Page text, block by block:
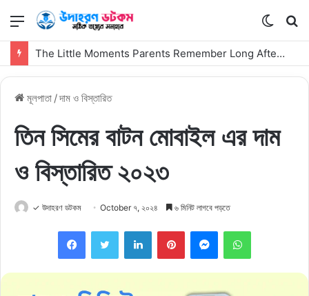
মেনু
Switch
skin
The Little Moments Parents Remember Long After the First Visit
মূলপাতা /দাম ও বিস্তারিত
তিন সিমের বাটন মোবাইল এর দাম
ও বিস্তারিত ২০২৩
✓ উদাহরণ ডটকম October ৭, ২০২৪ ৬ মিনিট লাগবে পড়তে
FacebookTwitterLinkedInPinterestMessengerWhatsApp